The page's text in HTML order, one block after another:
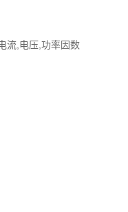
流,电压,功率因数